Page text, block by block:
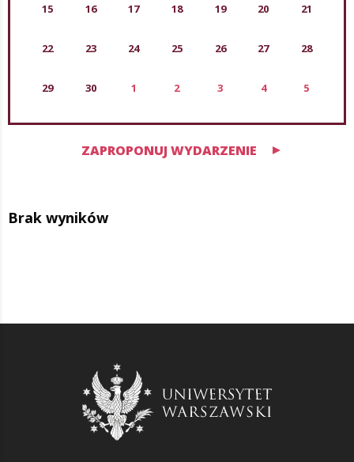
15 16 17 18 19 20 21
22 23 24 25 26 27 28
29 30 1 2 3 4 5
ZAPROPONUJ WYDARZENIE
Brak wyników